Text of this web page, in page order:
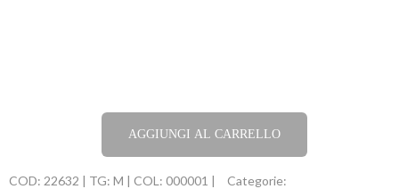
AGGIUNGI AL CARRELLO
COD: 22632 | TG: M | COL: 000001 |
Categorie: